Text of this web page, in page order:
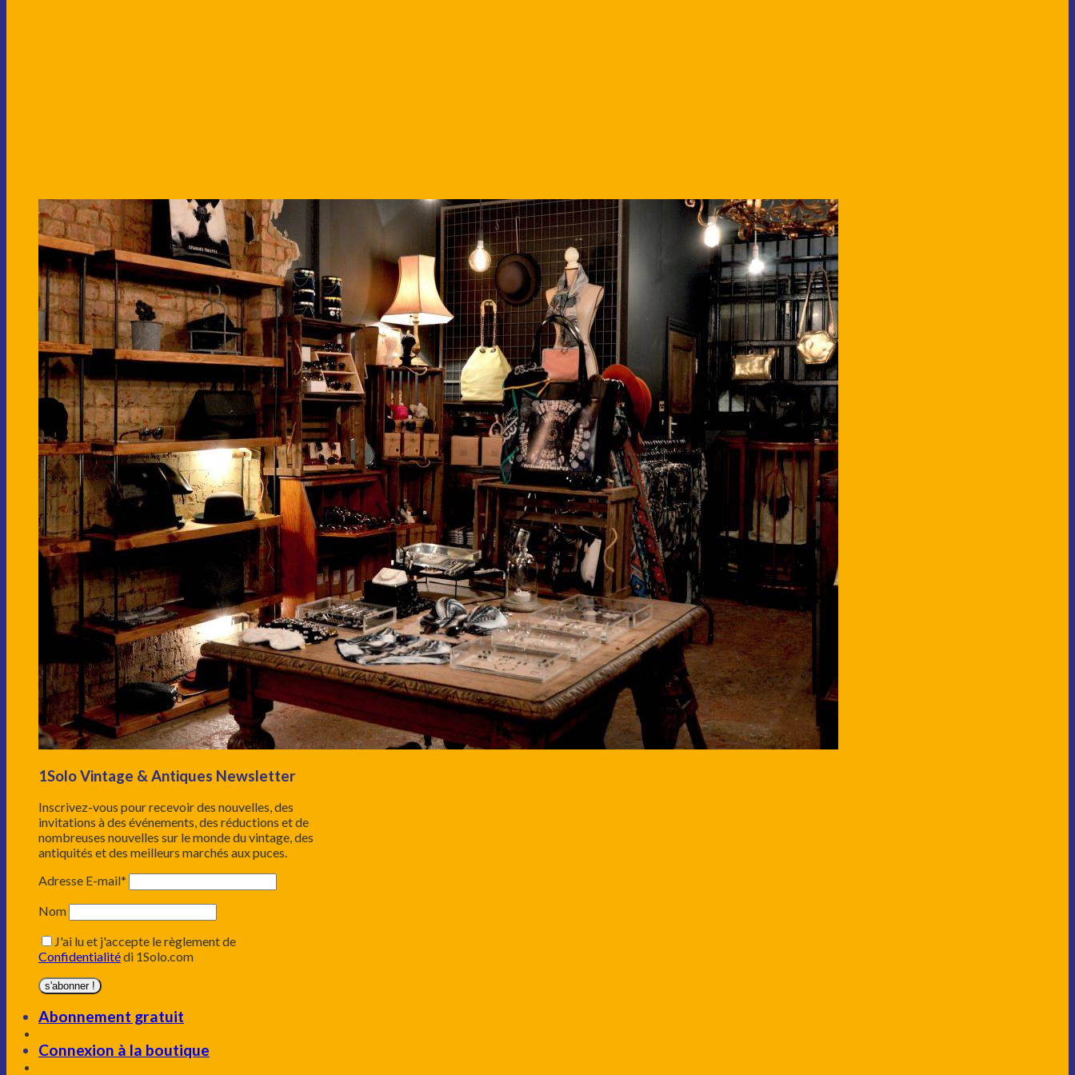
1Solo Vintage & Antiques Newsletter
Inscrivez-vous pour recevoir des nouvelles, des
invitations à des événements, des réductions et de
nombreuses nouvelles sur le monde du vintage, des
antiquités et des meilleurs marchés aux puces.
Adresse E-mail*
Nom
J'ai lu et j'accepte le règlement de
Confidentialitédi 1Solo.com
Abonnement gratuit
Connexion à la boutique